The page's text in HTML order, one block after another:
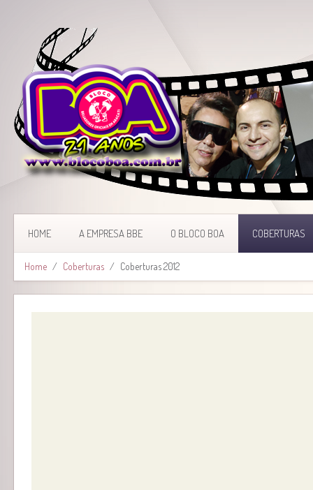
HOME A EMPRESA BBE O BLOCO BOA COBERTURAS
Home Coberturas Coberturas 2012